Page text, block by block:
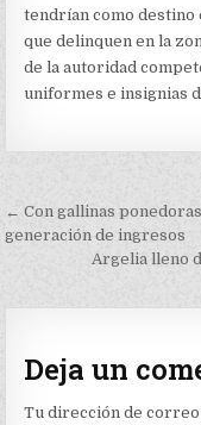
tendrían como destino
que delinquen en la
de la autoridad
uniformes e insignias
Navegación
de
entradas
← Con gallinas
generación de ingresos
Argelia lleno
Deja un
Tu dirección de